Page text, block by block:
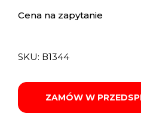
Cena na zapytanie
SKU: В1344
ZAMÓW W